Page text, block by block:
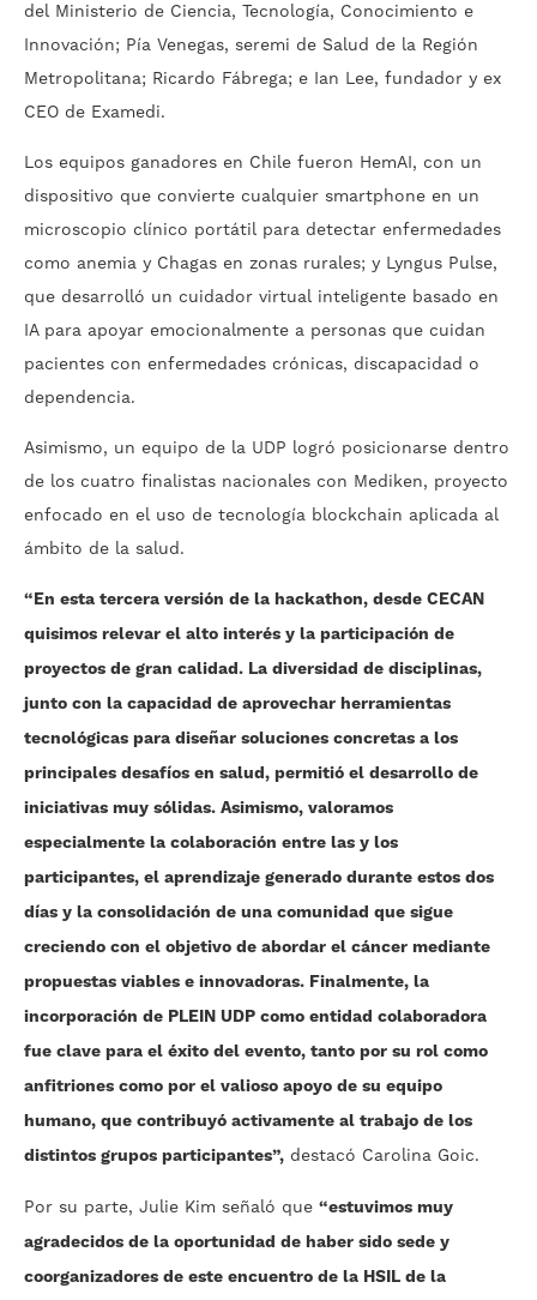
del Ministerio de Ciencia, Tecnología, Conocimiento e
Innovación; Pía Venegas, seremi de Salud de la Región
Metropolitana; Ricardo Fábrega; e Ian Lee, fundador y ex
CEO de Examedi.
Los equipos ganadores en Chile fueron HemAI, con un
dispositivo que convierte cualquier smartphone en un
microscopio clínico portátil para detectar enfermedades
como anemia y Chagas en zonas rurales; y Lyngus Pulse,
que desarrolló un cuidador virtual inteligente basado en
IA para apoyar emocionalmente a personas que cuidan
pacientes con enfermedades crónicas, discapacidad o
dependencia.
Asimismo, un equipo de la UDP logró posicionarse dentro
de los cuatro finalistas nacionales con Mediken, proyecto
enfocado en el uso de tecnología blockchain aplicada al
ámbito de la salud.
“En esta tercera versión de la hackathon, desde CECAN
quisimos relevar el alto interés y la participación de
proyectos de gran calidad. La diversidad de disciplinas,
junto con la capacidad de aprovechar herramientas
tecnológicas para diseñar soluciones concretas a los
principales desafíos en salud, permitió el desarrollo de
iniciativas muy sólidas. Asimismo, valoramos
especialmente la colaboración entre las y los
participantes, el aprendizaje generado durante estos dos
días y la consolidación de una comunidad que sigue
creciendo con el objetivo de abordar el cáncer mediante
propuestas viables e innovadoras. Finalmente, la
incorporación de PLEIN UDP como entidad colaboradora
fue clave para el éxito del evento, tanto por su rol como
anfitriones como por el valioso apoyo de su equipo
humano, que contribuyó activamente al trabajo de los
distintos grupos participantes”, destacó Carolina Goic.
Por su parte, Julie Kim señaló que “estuvimos muy
agradecidos de la oportunidad de haber sido sede y
coorganizadores de este encuentro de la HSIL de la